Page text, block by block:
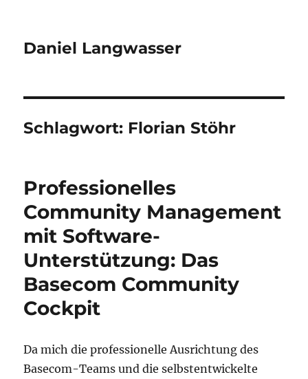
Daniel Langwasser
Schlagwort: Florian Stöhr
Professionelles
Community Management
mit Software-
Unterstützung: Das
Basecom Community
Cockpit
Da mich die professionelle Ausrichtung des
Basecom-Teams und die selbstentwickelte